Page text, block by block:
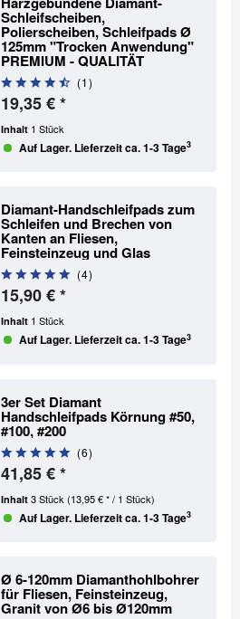
Schleifscheiben,
Polierscheiben, Schleifpads Ø
125mm "Trocken Anwendung"
PREMIUM - QUALITÄT
(1)
19,35 € *
Inhalt 1 Stück
Auf Lager. Lieferzeit ca. 1-3 Tage3
Diamant-Handschleifpads zum
Schleifen und Brechen von
Kanten an Fliesen,
Feinsteinzeug und Glas
(4)
15,90 € *
Inhalt 1 Stück
Auf Lager. Lieferzeit ca. 1-3 Tage3
3er Set Diamant
Handschleifpads Körnung #50,
#100, #200
(6)
41,85 € *
Inhalt 3 Stück (13,95 € * / 1 Stück)
Auf Lager. Lieferzeit ca. 1-3 Tage3
Ø 6-120mm Diamanthohlbohrer
für Fliesen, Feinsteinzeug,
Granitvon Ø6 bis Ø120mm